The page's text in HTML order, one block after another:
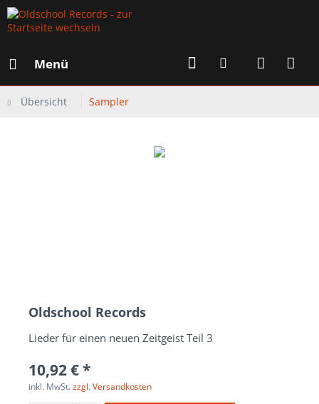
Menü
Übersicht Sampler
Oldschool Records
Lieder für einen neuen Zeitgeist Teil 3
10,92 € *
inkl. MwSt.zzgl. Versandkosten